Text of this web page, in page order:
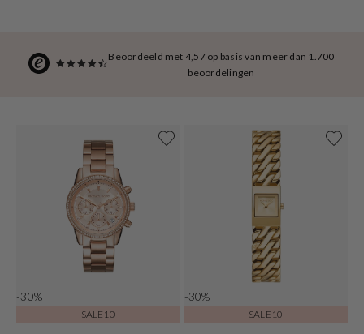
Beoordeeld met 4,57 op basis van meer dan 1.700
beoordelingen
-30%
SALE10
-30%
SALE10